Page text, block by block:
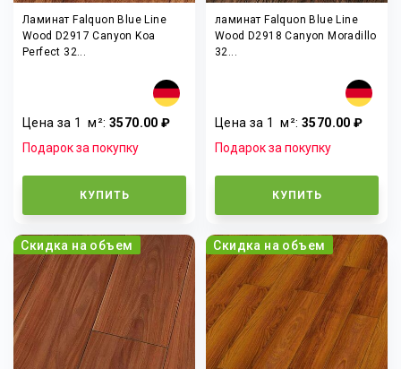
Ламинат Falquon Blue Line
Wood D2917 Canyon Koa
Perfect 32...
Цена за 1м²:3570.00 ₽
Подарок за покупку
КУПИТЬ
ламинат Falquon Blue Line
Wood D2918 Canyon Moradillo
32...
Цена за 1м²:3570.00 ₽
Подарок за покупку
КУПИТЬ
Скидка на объем Скидка на объем